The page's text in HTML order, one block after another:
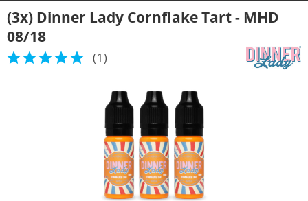
(3x) Dinner Lady Cornflake Tart - MHD
08/18
(1)